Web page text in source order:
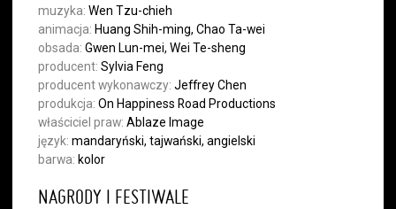
muzyka:Wen Tzu-chieh
animacja: Huang Shih-ming, Chao Ta-wei
obsada:Gwen Lun-mei, Wei Te-sheng
producent:Sylvia Feng
producent wykonawczy:Jeffrey Chen
produkcja:On Happiness Road Productions
właściciel praw:Ablaze Image
język:mandaryński, tajwański, angielski
barwa: kolor
NAGRODY I FESTIWALE